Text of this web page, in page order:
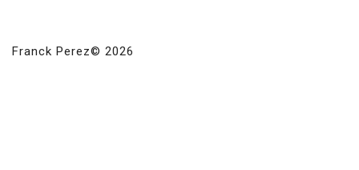
Franck Perez© 2026